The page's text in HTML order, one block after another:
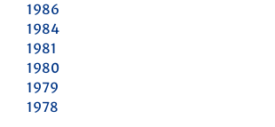
1986
1984
1981
1980
1979
1978